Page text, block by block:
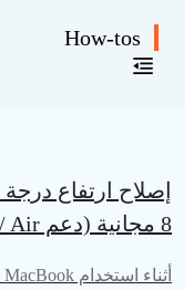
How-tos
8 مجانية (دعم Macbook Pro / Air)